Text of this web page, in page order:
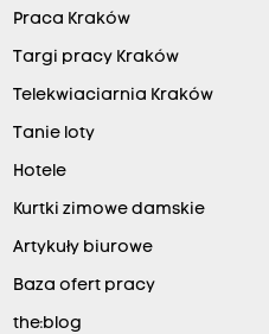
Praca Kraków
Targi pracy Kraków
Telekwiaciarnia Kraków
Tanie loty
Hotele
Kurtki zimowe damskie
Artykuły biurowe
Baza ofert pracy
the:blog